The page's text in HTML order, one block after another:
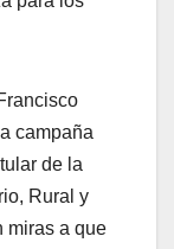
campaña
de la
Rural y
miras a que